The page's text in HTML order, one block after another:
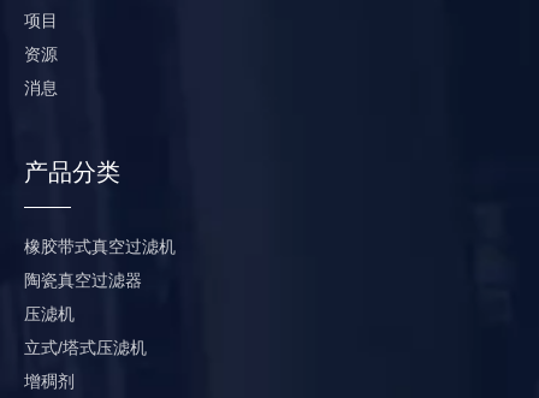
项目
资源
消息
产品分类
橡胶带式真空过滤机
陶瓷真空过滤器
压滤机
立式/塔式压滤机
增稠剂